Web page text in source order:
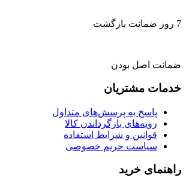
7 روز ضمانت بازگشت
ضمانت اصل بودن
خدمات مشتریان
پاسخ به پرسش‌های متداول
رویه‌های بازگرداندن کالا
قوانین و شرایط استفاده
سیاست حریم خصوصی
راهنمای خرید